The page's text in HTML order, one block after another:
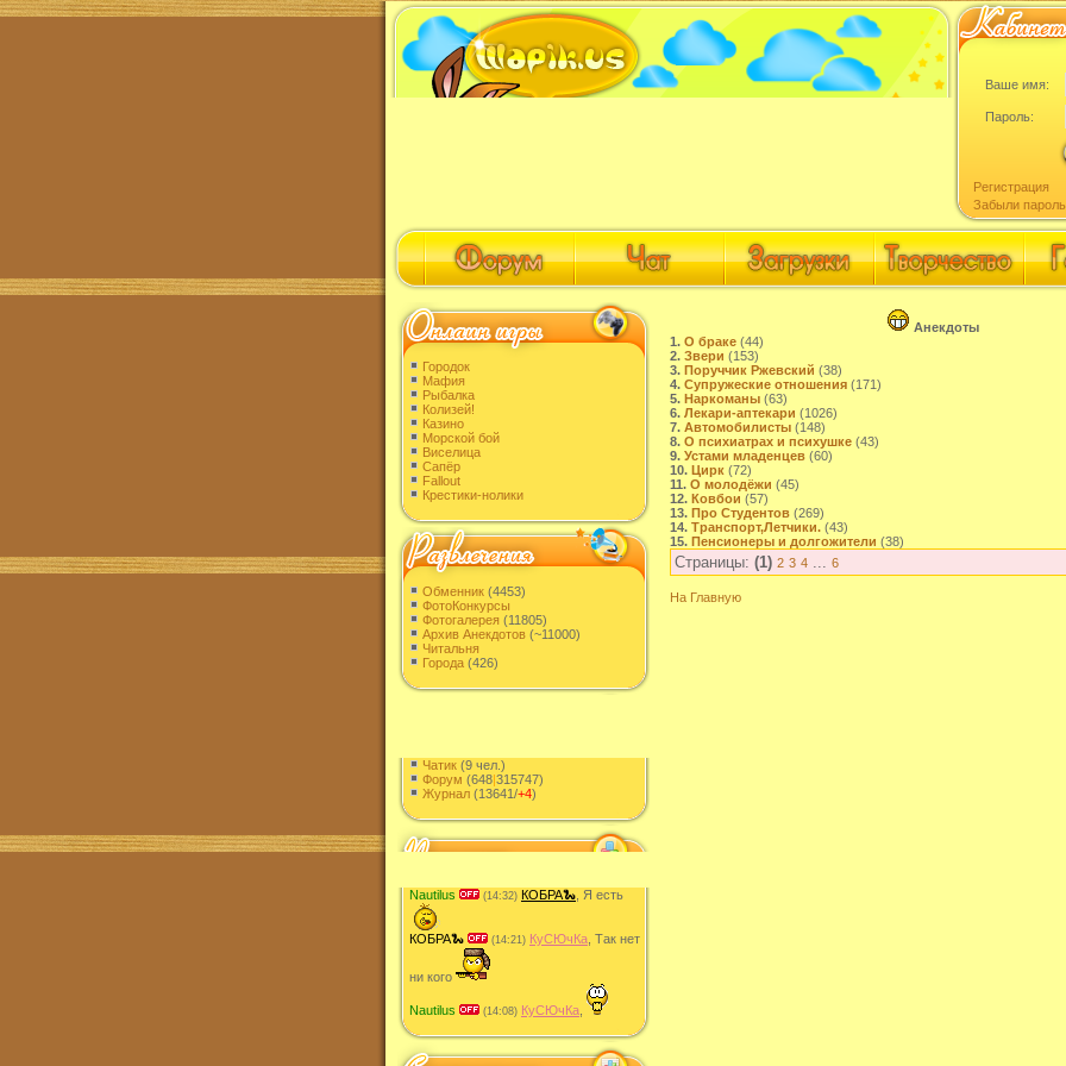
Ваше имя:
Пароль:
Регистрация
Забыли
Городок
Мафия
Рыбалка
Колизей!
Казино
Морской бой
Виселица
Сапёр
Fallout
Крестики-нолики
Обменник (4453)
ФотоКонкурсы
Фотогалерея (11805)
Архив Анекдотов (~11000)
Читальня
Города (426)
Чатик (9 чел.)
Форум (648|315747)
Журнал (13641/+4)
Nautilus (14:32) КОБРА🐍 , Я есть
КОБРА🐍 (14:21) КуСЮчКа , Так нет
ни кого
Nautilus (14:08) КуСЮчКа
Анекдоты
1. О браке (44)
2. Звери (153)
3. Поруччик Ржевский (38)
4. Супружеские отношения (171)
5. Наркоманы (63)
6. Лекари-аптекари (1026)
7. Автомобилисты (148)
8. О психиатрах и психушке (43)
9. Устами младенцев (60)
10. Цирк (72)
11. О молодёжи (45)
12. Ковбои (57)
13. Про Студентов (269)
14. Транспорт,Летчики. (43)
15. Пенсионеры и долгожители (38)
Страницы: (1) 2 3 4 ... 6
На Главную